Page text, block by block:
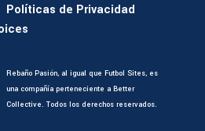
Políticas de Privacidad
Rebaño Pasión, al igual que Futbol Sites, es
una compañía perteneciente a Better
Collective. Todos los derechos reservados.